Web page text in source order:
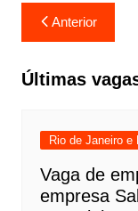
Navegação
de
Post
Anterior
Últimas
Rio de Janeiro e
Vaga de
empresa